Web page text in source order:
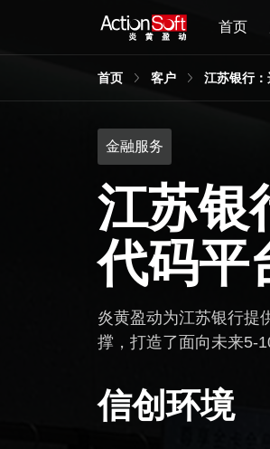
首页
首页 客户 江苏银行
金融服务
江苏银
代码平
炎黄盈动为江苏银行提
撑，打造了面向未来5-
信创环境